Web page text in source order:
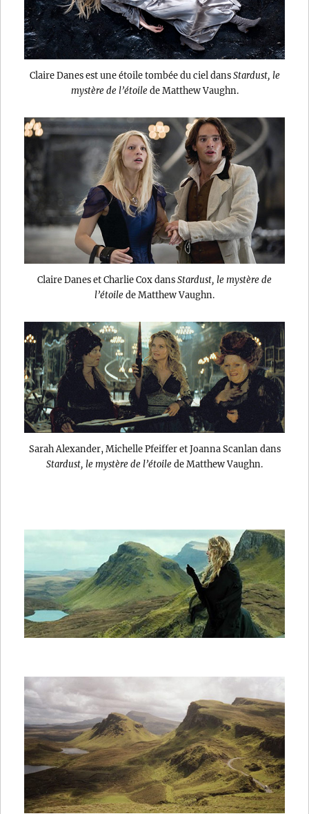
Claire Danes est une étoile tombée du ciel dansStardust, le
mystère de l’étoilede Matthew Vaughn.
Claire Danes et Charlie Cox dansStardust, le mystère de
l’étoilede Matthew Vaughn.
Sarah Alexander, Michelle Pfeiffer et Joanna Scanlan dans
Stardust, le mystère de l’étoilede Matthew Vaughn.